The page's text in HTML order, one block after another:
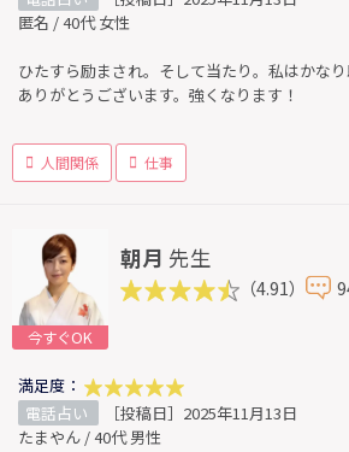
匿名 / 40代 女性
ひたすら励まされ。そして当たり。私はかな
ありがとうございます。強くなります！
人間関係 仕事
今すぐOK
朝月 先生
（4.91）
満足度：
電話占い
［投稿日］2025年11月13日
たまやん / 40代 男性